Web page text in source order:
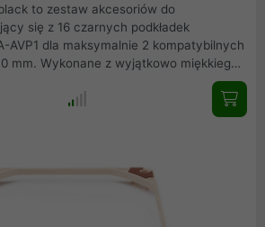
to zestaw akcesoriów do
się z 16 czarnych podkładek
AVP1 dla maksymalnie 2 kompatybilnych
mm. Wykonane z wyjątkowo miękkiego
AVP1 minimalizują przenoszenie nawet
zachowując jednocześnie pełną
śrubami do wentylatorów i
wentylatorami chromax i industrialPPC